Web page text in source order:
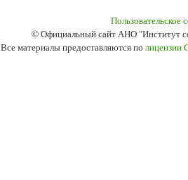
Пользовательское
© Официальный сайт АНО "Институт
Все материалы предоставляются по лицензии